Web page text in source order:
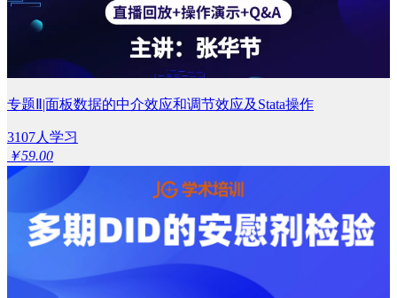
专题Ⅱ|面板数据的中介效应和调节效应及Stata操作
3107人学习
￥59.00